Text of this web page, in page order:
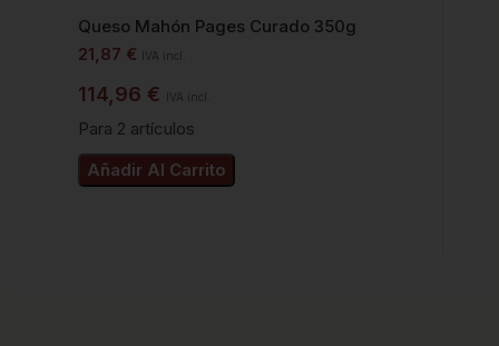
Queso Mahón Pages Curado 350g
21,87 € IVA incl.
114,96 € IVA incl.
Para 2 artículos
Añadir Al Carrito